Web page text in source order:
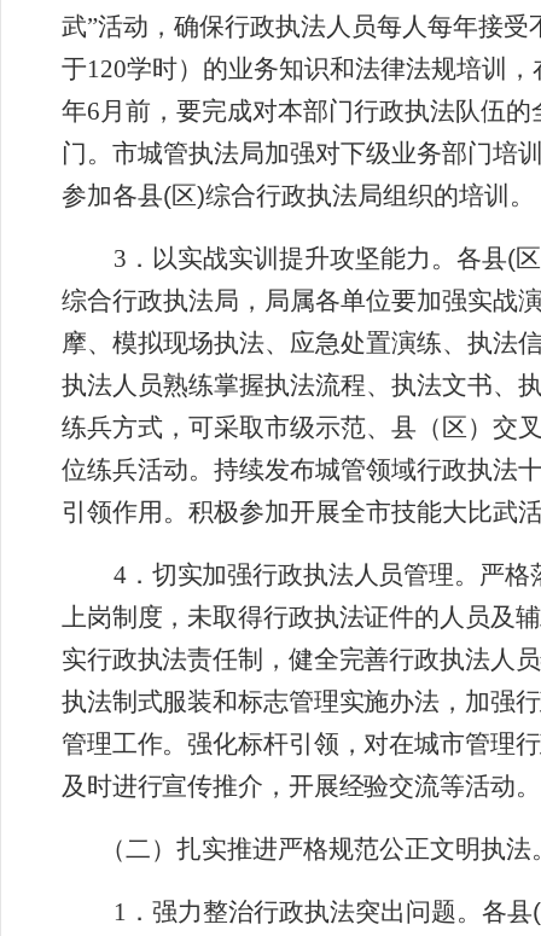
武”活动，确保行政执法人员每人每年接受
于120学时）的业务知识和法律法规培训
年6月前，要完成对本部门行政执法队伍
门。市城管执法局加强对下级业务部门培
参加各县(区)综合行政执法局组织的培训。
3 ． 以实战实训提升攻坚能力。 各县(区
综合行政执法局， 局属各单位要加强实战
摩、模拟现场执法、应急处置演练、执法
执法人员熟练掌握执法流程、执法文书、
练兵方式，可采取市级示范、县（区）交
位练兵活动。持续发布城管领域行政执法
引领作用。积极参加开展全市技能大比武
4． 切实加强行政执法人员管理。严
上岗制度，未取得行政执法证件的人员及
实行政执法责任制，健全完善行政执法人
执法制式服装和标志管理实施办法，加强
管理工作。强化标杆引领，对在城市管理
及时进行宣传推介，开展经验交流等活动。
（二）扎实推进严格规范公正文明执法
1 ． 强力整治行政执法突出问题。 各县(